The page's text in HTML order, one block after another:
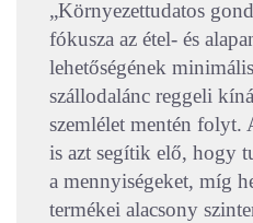
„Környezettudatos
fókusza az étel- és
lehetőségének
szállodalánc reggeli
szemlélet mentén folyt.
is azt segítik elő, hogy
a mennyiségeket, míg
termékei alacsony